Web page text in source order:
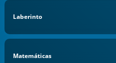
Laberinto
Matemáticas